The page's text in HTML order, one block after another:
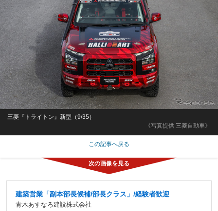
《写真提供 三菱自動車》
三菱『トライトン』新型（9/35）
この記事へ戻る
建築営業「副本部長候補/部長クラス」/経験者歓迎
青木あすなろ建設株式会社